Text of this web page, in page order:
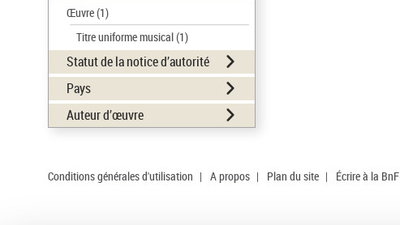
Œuvre(1)
Titre uniforme musical(1)
Statut de la notice d’autorité
Pays
Auteur d’œuvre
Conditions générales d'utilisation | A propos | Plan du site | Écrire à la BnF